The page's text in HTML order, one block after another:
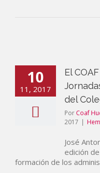
10
11, 2017
El
del
Por Coaf
2017 |
José
edición
formación de los